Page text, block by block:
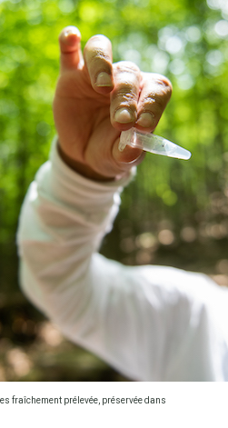
fraîchement prélevée, préservée dans